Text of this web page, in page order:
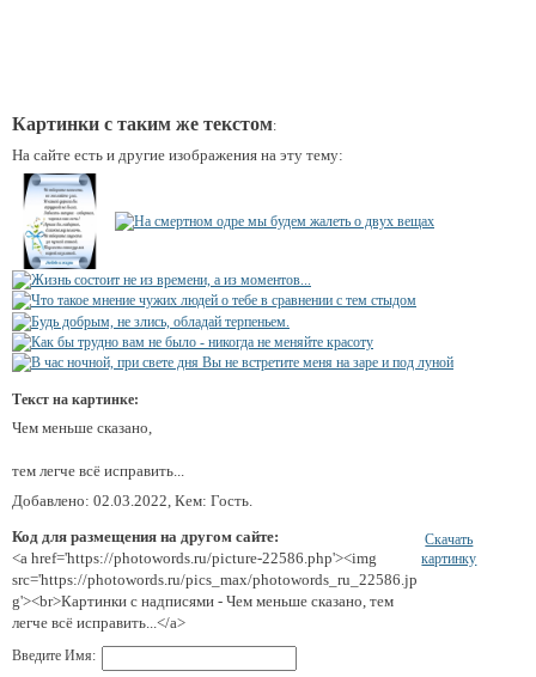
Картинки с таким же текстом:
На сайте есть и другие изображения на эту тему:
Текст на картинке:
Чем меньше сказано,
тем легче всё исправить...
Добавлено: 02.03.2022, Кем: Гость.
Код для размещения на другом сайте:
<a href='https://photowords.ru/picture-22586.php'><img
src='https://photowords.ru/pics_max/photowords_ru_22586.jp
g'><br>Картинки с надписями - Чем меньше сказано, тем
легче всё исправить...</a>
Скачать
картинку
Введите Имя: